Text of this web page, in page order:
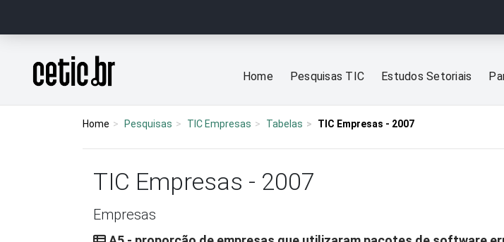
Página inicial
Home Pesquisas TIC Estudos Setoriais
Home Pesquisas TIC Empresas Tabelas TIC Empresas - 2007
TIC Empresas - 2007
Empresas